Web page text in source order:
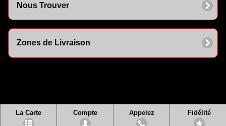
Nous Trouver
Zones de Livraison
La Carte Compte Appelez Fidélité